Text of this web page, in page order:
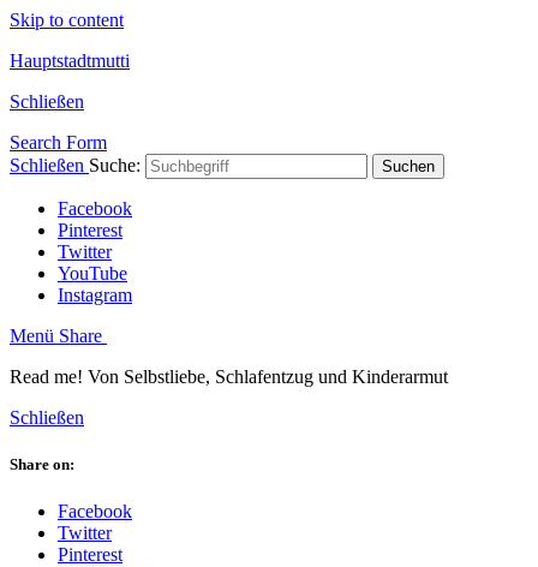
Skip to content
Hauptstadtmutti
Schließen
Search Form
Schließen Suche: Suchen
Facebook
Pinterest
Twitter
YouTube
Instagram
Menü Share
Read me! Von Selbstliebe, Schlafentzug und Kinderarmut
Schließen
Share on:
Facebook
Twitter
Pinterest